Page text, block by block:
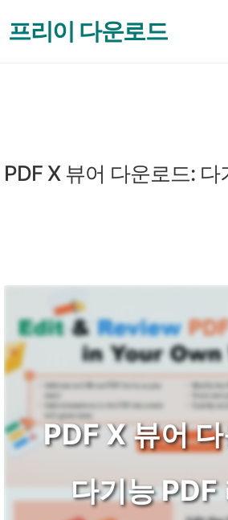
프리이 다운로드
PDF X 뷰어 다운로드: 다
PDF X 뷰어
다기능 PDF